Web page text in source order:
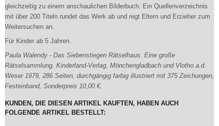
gleichzeitig zu einem anschaulichen Bilderbuch. Ein Quellenverzeichnis
mit über 200 Titeln rundet das Werk ab und regt Eltern und Erzieher zum
Weitersuchen an.
Für Kinder ab 5 Jahren.
Paula Walendy - Das Siebenstiegen Rätselhaus. Eine große
Rätselsammlung. Kinderland-Verlag, Mönchengladbach und Vlotho a.d.
Weser 1979, 286 Seiten, durchgängig farbig illustriert mit 375 Zeichungen,
Festeinband, Sonderpreis 10,00 €.
KUNDEN, DIE DIESEN ARTIKEL KAUFTEN, HABEN AUCH
FOLGENDE ARTIKEL BESTELLT: